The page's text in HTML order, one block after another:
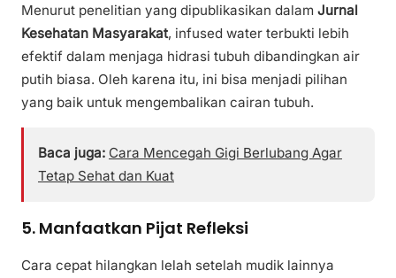
Menurut penelitian yang dipublikasikan dalam Jurnal
Kesehatan Masyarakat, infused water terbukti lebih
efektif dalam menjaga hidrasi tubuh dibandingkan air
putih biasa. Oleh karena itu, ini bisa menjadi pilihan
yang baik untuk mengembalikan cairan tubuh.
Baca juga: Cara Mencegah Gigi Berlubang Agar
Tetap Sehat dan Kuat
5. Manfaatkan Pijat Refleksi
Cara cepat hilangkan lelah setelah mudik lainnya